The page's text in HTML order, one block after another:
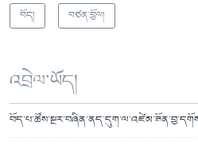
བོད། བཙན་བྱོལ།
འབྲེལ་ཡོད།